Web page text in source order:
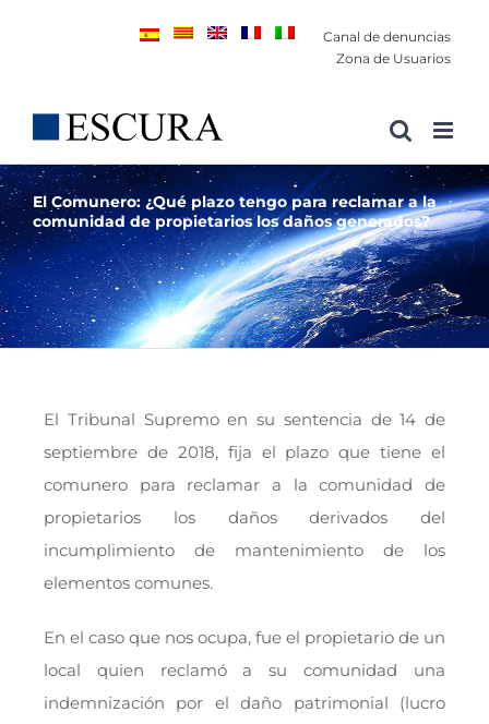
Canal de denuncias
Zona de Usuarios
El Comunero: ¿Qué plazo tengo para reclamar a la
comunidad de propietarios los daños generados?
El Tribunal Supremo en su sentencia de 14 de
septiembre de 2018, fija el plazo que tiene el
comunero para reclamar a la comunidad de
propietarios los daños derivados del
incumplimiento de mantenimiento de los
elementos comunes.
En el caso que nos ocupa, fue el propietario de un
local quien reclamó a su comunidad una
indemnización por el daño patrimonial (lucro